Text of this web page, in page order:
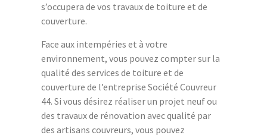
s’occupera de vos travaux de toiture et de
couverture.
Face aux intempéries et à votre
environnement, vous pouvez compter sur la
qualité des services de toiture et de
couverture de l’entreprise Société Couvreur
44. Si vous désirez réaliser un projet neuf ou
des travaux de rénovation avec qualité par
des artisans couvreurs, vous pouvez